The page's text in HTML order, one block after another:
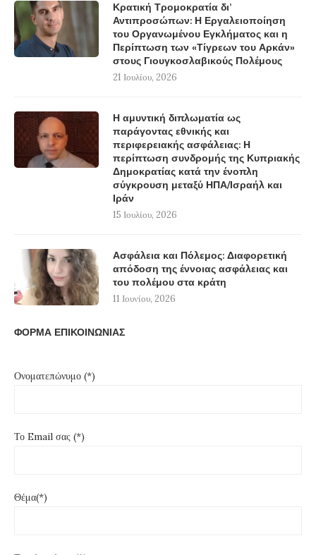
Κρατική Τρομοκρατία δι’
Αντιπροσώπων: Η Εργαλειοποίηση
του Οργανωμένου Εγκλήματος και η
Περίπτωση των «Τίγρεων του Αρκάν»
στους Γιουγκοσλαβικούς Πολέμους
21 Ιουλίου, 2026
Η αμυντική διπλωματία ως
παράγοντας εθνικής και
περιφερειακής ασφάλειας: Η
περίπτωση συνδρομής της Κυπριακής
Δημοκρατίας κατά την ένοπλη
σύγκρουση μεταξύ ΗΠΑ/Ισραήλ και
Ιράν
15 Ιουλίου, 2026
Ασφάλεια και Πόλεμος: Διαφορετική
απόδοση της έννοιας ασφάλειας και
του πολέμου στα κράτη
11 Ιουνίου, 2026
ΦΟΡΜΑ ΕΠΙΚΟΙΝΩΝΙΑΣ
Ονοματεπώνυμο (*)
Το Email σας (*)
Θέμα(*)